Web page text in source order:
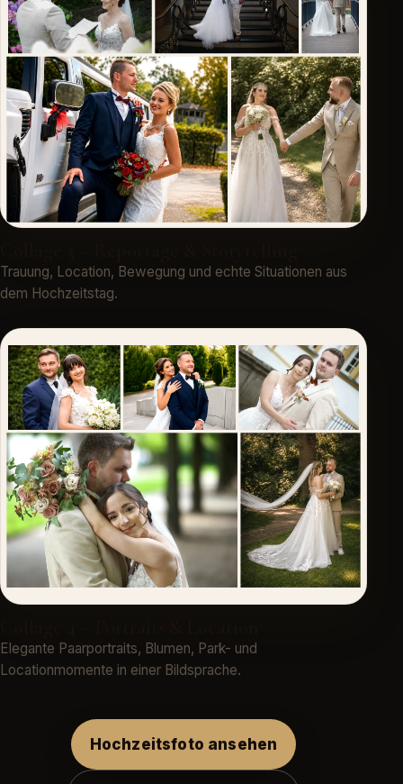
Trauung, Location, Bewegung und echte Situationen aus
dem Hochzeitstag.
Elegante Paarportraits, Blumen, Park- und
Locationmomente in einer Bildsprache.
Hochzeitsfoto ansehen